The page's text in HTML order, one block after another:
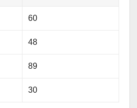
60
48
89
30